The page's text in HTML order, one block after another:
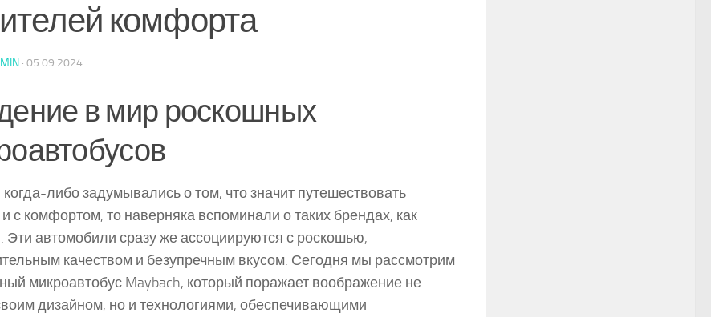
комфорта
· 05.09.2024
в мир роскошных
либо задумывались о том, что значит путешествовать
с комфортом, то наверняка вспоминали о таких брендах, как
Эти автомобили сразу же ассоциируются с роскошью,
качеством и безупречным вкусом. Сегодня мы рассмотрим
микроавтобус Maybach, который поражает воображение не
дизайном, но и технологиями, обеспечивающими